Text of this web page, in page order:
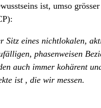
ist, umso
eines nichtlokalen,
phasenweisen
auch immer kohärent
ist , die wir messen.